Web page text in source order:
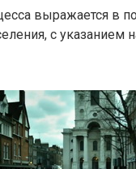
выражается в
с указанием